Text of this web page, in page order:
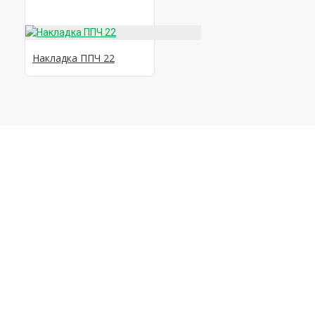
Накладка ППЧ 22